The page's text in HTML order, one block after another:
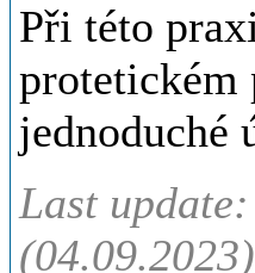
Při této
protetickém
jednoduché
Last
(04.09.2023)